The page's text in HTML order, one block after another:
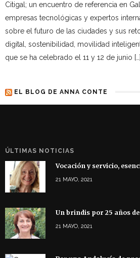
Citigal; un encuentro de referencia en
empresas tecnológicas y expertos
sobre el futuro de las ciudades y sus
digital, sostenibilidad, movilidad
que se ha celebrado el 11 y 12 de junio […]
EL BLOG DE ANNA CONTE
ÚLTIMAS NOTICIAS
Vocación y servicio,
21 MAYO, 2021
Un brindis por 25 años
21 MAYO, 2021